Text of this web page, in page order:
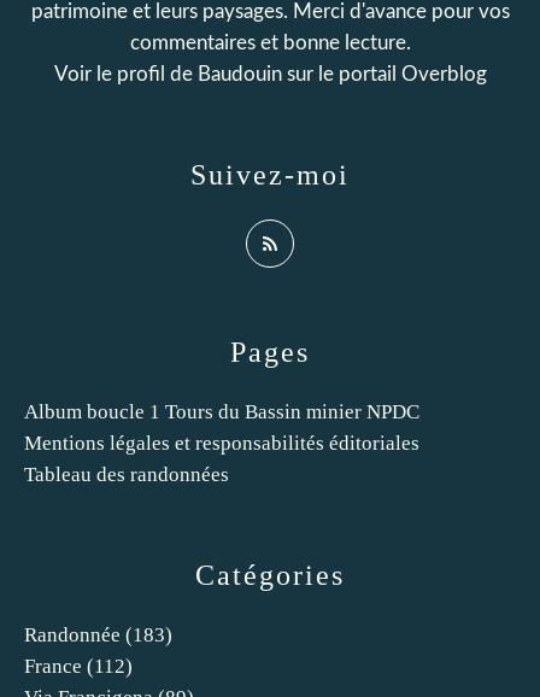
Catégories
Randonnée (183)
France (112)
Pages
Album boucle 1 Tours du Bassin minier NPDC
Mentions légales et responsabilités éditoriales
Tableau des randonnées
Suivez-moi
patrimoine et leurs paysages. Merci d'avance pour vos
commentaires et bonne lecture.
Voir le profil de Baudouinsur le portail Overblog